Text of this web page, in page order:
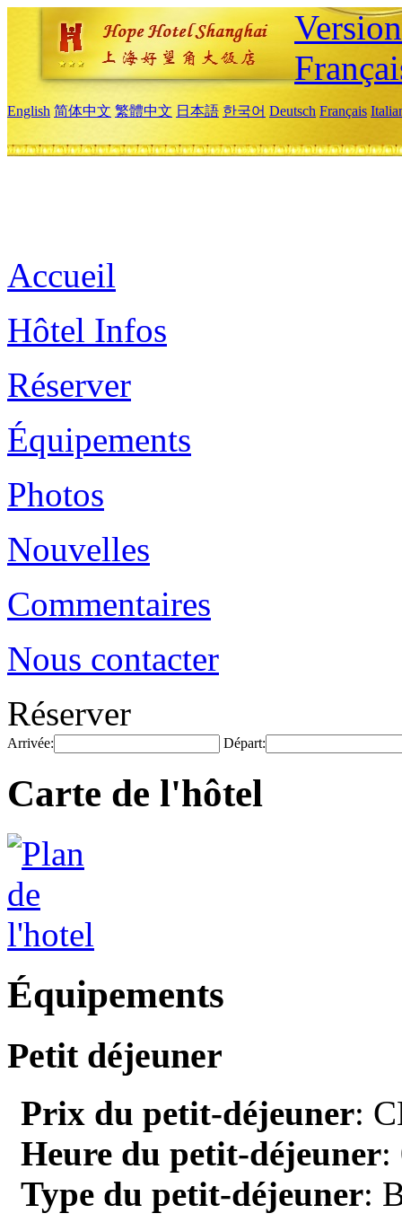
English 简体中文 繁體中文 日本語 한국어 Deutsch Français
Accueil
Hôtel Infos
Réserver
Équipements
Photos
Nouvelles
Commentaires
Nous contacter
Réserver
Arrivée: Départ:
Carte de l'hôtel
Équipements
Petit déjeuner
Prix du petit-déjeuner:
Heure du petit-déjeuner:
Type du petit-déjeuner: